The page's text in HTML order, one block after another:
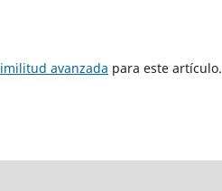
avanzada para este artículo.